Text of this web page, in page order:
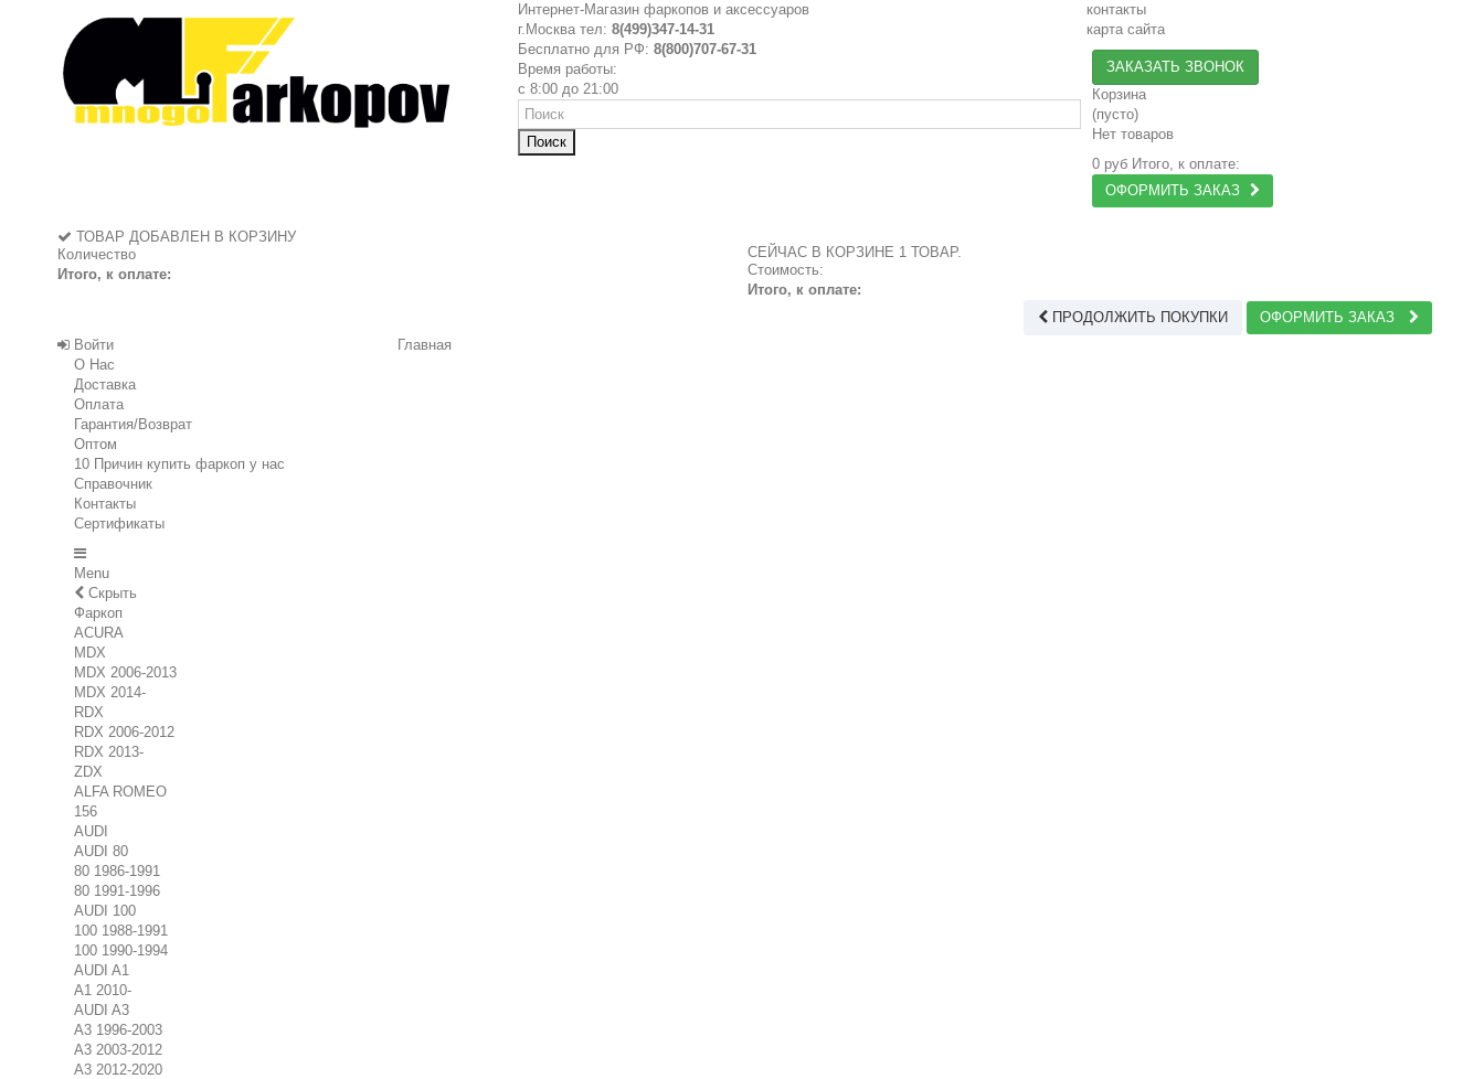
Интернет-Магазин фаркопов и аксессуаров
г.Москва тел: 8(499)347-14-31
Бесплатно для РФ: 8(800)707-67-31
Время работы:
с 8:00 до 21:00
Поиск
контакты
карта сайта
ЗАКАЗАТЬ ЗВОНОК
Корзина
(пусто)
Нет товаров
0 руб Итого, к оплате:
ОФОРМИТЬ ЗАКАЗ
ТОВАР ДОБАВЛЕН В КОРЗИНУ
Количество
Итого, к оплате:
СЕЙЧАС В КОРЗИНЕ 1 ТОВАР.
Стоимость:
Итого, к оплате:
ПРОДОЛЖИТЬ ПОКУПКИ
ОФОРМИТЬ ЗАКАЗ
Войти
Главная
О Нас
Доставка
Оплата
Гарантия/Возврат
Оптом
10 Причин купить фаркоп у нас
Справочник
Контакты
Сертификаты
Menu
Скрыть
Фаркоп
ACURA
MDX
MDX 2006-2013
MDX 2014-
RDX
RDX 2006-2012
RDX 2013-
ZDX
ALFA ROMEO
156
AUDI
AUDI 80
80 1986-1991
80 1991-1996
AUDI 100
100 1988-1991
100 1990-1994
AUDI A1
A1 2010-
AUDI A3
A3 1996-2003
A3 2003-2012
A3 2012-2020